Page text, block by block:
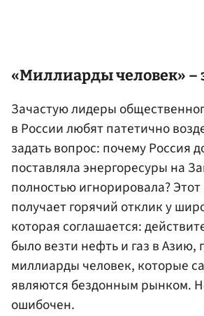
«Миллиарды человек» –
Зачастую лидеры
в России любят патетично
задать вопрос: почему Россия
поставляла энергоресуры на
полностью игнорировала?
получает горячий отклик у
которая соглашается:
было везти нефть и газ в Азию,
миллиарды человек, которые
являются бездонным рынком.
ошибочен.